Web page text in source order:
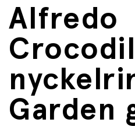
Alfredo
Garden